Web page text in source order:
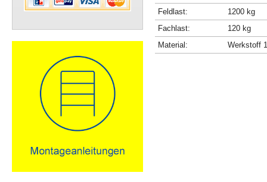
Feldlast:
1200 kg
Fachlast:
120 kg
Material:
Werkstoff